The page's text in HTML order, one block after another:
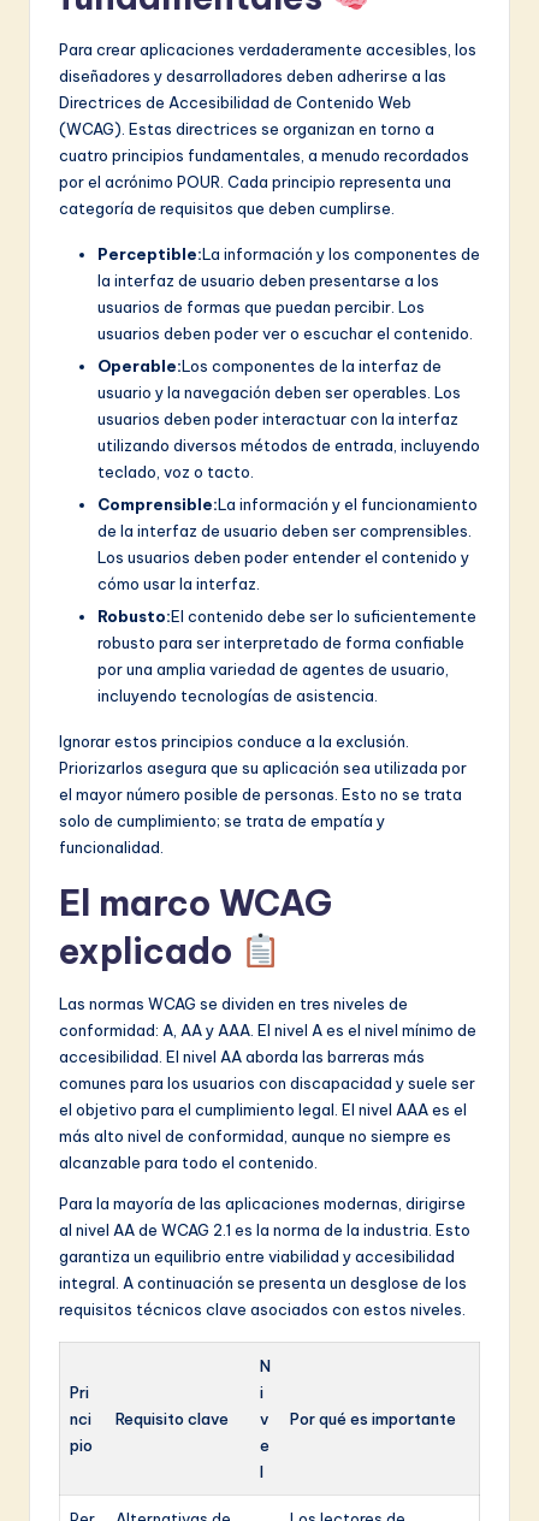
Para crear aplicaciones verdaderamente accesibles, los
diseñadores y desarrolladores deben adherirse a las
Directrices de Accesibilidad de Contenido Web
(WCAG). Estas directrices se organizan en torno a
cuatro principios fundamentales, a menudo recordados
por el acrónimo POUR. Cada principio representa una
categoría de requisitos que deben cumplirse.
Perceptible:La información y los componentes de
la interfaz de usuario deben presentarse a los
usuarios de formas que puedan percibir. Los
usuarios deben poder ver o escuchar el contenido.
Operable:Los componentes de la interfaz de
usuario y la navegación deben ser operables. Los
usuarios deben poder interactuar con la interfaz
utilizando diversos métodos de entrada, incluyendo
teclado, voz o tacto.
Comprensible:La información y el funcionamiento
de la interfaz de usuario deben ser comprensibles.
Los usuarios deben poder entender el contenido y
cómo usar la interfaz.
Robusto:El contenido debe ser lo suficientemente
robusto para ser interpretado de forma confiable
por una amplia variedad de agentes de usuario,
incluyendo tecnologías de asistencia.
Ignorar estos principios conduce a la exclusión.
Priorizarlos asegura que su aplicación sea utilizada por
el mayor número posible de personas. Esto no se trata
solo de cumplimiento; se trata de empatía y
funcionalidad.
El marco WCAG
explicado
Las normas WCAG se dividen en tres niveles de
conformidad: A, AA y AAA. El nivel A es el nivel mínimo de
accesibilidad. El nivel AA aborda las barreras más
comunes para los usuarios con discapacidad y suele ser
el objetivo para el cumplimiento legal. El nivel AAA es el
más alto nivel de conformidad, aunque no siempre es
alcanzable para todo el contenido.
Para la mayoría de las aplicaciones modernas, dirigirse
al nivel AA de WCAG 2.1 es la norma de la industria. Esto
garantiza un equilibrio entre viabilidad y accesibilidad
integral. A continuación se presenta un desglose de los
requisitos técnicos clave asociados con estos niveles.
Pri
nci
pio
Requisito clave
N
i
v
e
l
Por qué es importante